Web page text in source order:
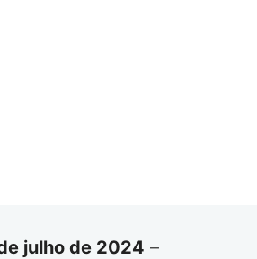
julho de 2024 –